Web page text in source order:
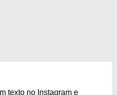
texto no Instagram e